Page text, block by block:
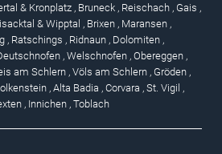
& Kronplatz , Bruneck , Reischach , Gais ,
& Wipptal , Brixen , Maransen ,
, Ratschings , Ridnaun , Dolomiten ,
, Welschnofen , Obereggen ,
am Schlern , Völs am Schlern , Gröden ,
, Alta Badia , Corvara , St. Vigil ,
, Innichen , Toblach